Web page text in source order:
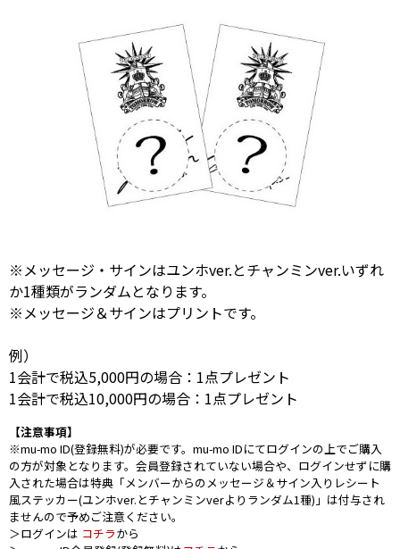
※メッセージ・サインはユンホver.とチャンミンver.いずれ
か1種類がランダムとなります。
※メッセージ＆サインはプリントです。
例）
1会計で税込5,000円の場合：1点プレゼント
1会計で税込10,000円の場合：1点プレゼント
【注意事項】
※mu-mo ID(登録無料)が必要です。mu-mo IDにてログインの上でご購入
の方が対象となります。会員登録されていない場合や、ログインせずに購
入された場合は特典「メンバーからのメッセージ＆サイン入りレシート
風ステッカー(ユンホver.とチャンミンverよりランダム1種)」は付与され
ませんので予めご注意ください。
＞ログインは コチラから